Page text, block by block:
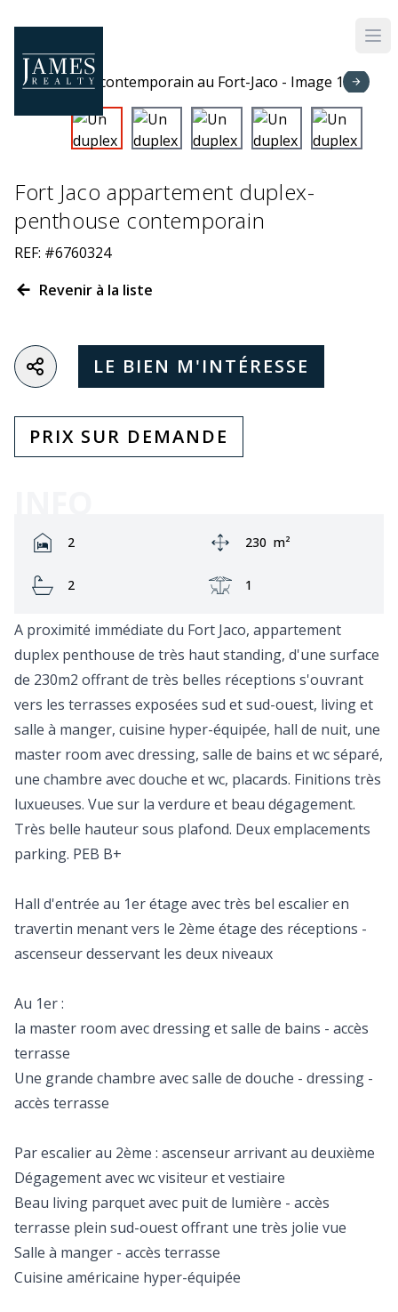
Fort Jaco appartement duplex-
penthouse contemporain
REF: #6760324
Revenir à la liste
LE BIEN M'INTÉRESSE
PRIX SUR DEMANDE
Rooms:
2 Zone:
230 m²
Bathrooms:
2 Terrasse:
1
A proximité immédiate du Fort Jaco, appartement
duplex penthouse de très haut standing, d'une surface
de 230m2 offrant de très belles réceptions s'ouvrant
vers les terrasses exposées sud et sud-ouest, living et
salle à manger, cuisine hyper-équipée, hall de nuit, une
master room avec dressing, salle de bains et wc séparé,
une chambre avec douche et wc, placards. Finitions très
luxueuses. Vue sur la verdure et beau dégagement.
Très belle hauteur sous plafond. Deux emplacements
parking. PEB B+
Hall d'entrée au 1er étage avec très bel escalier en
travertin menant vers le 2ème étage des réceptions -
ascenseur desservant les deux niveaux
Au 1er :
la master room avec dressing et salle de bains - accès
terrasse
Une grande chambre avec salle de douche - dressing -
accès terrasse
Par escalier au 2ème : ascenseur arrivant au deuxième
Dégagement avec wc visiteur et vestiaire
Beau living parquet avec puit de lumière - accès
terrasse plein sud-ouest offrant une très jolie vue
Salle à manger - accès terrasse
Cuisine américaine hyper-équipée